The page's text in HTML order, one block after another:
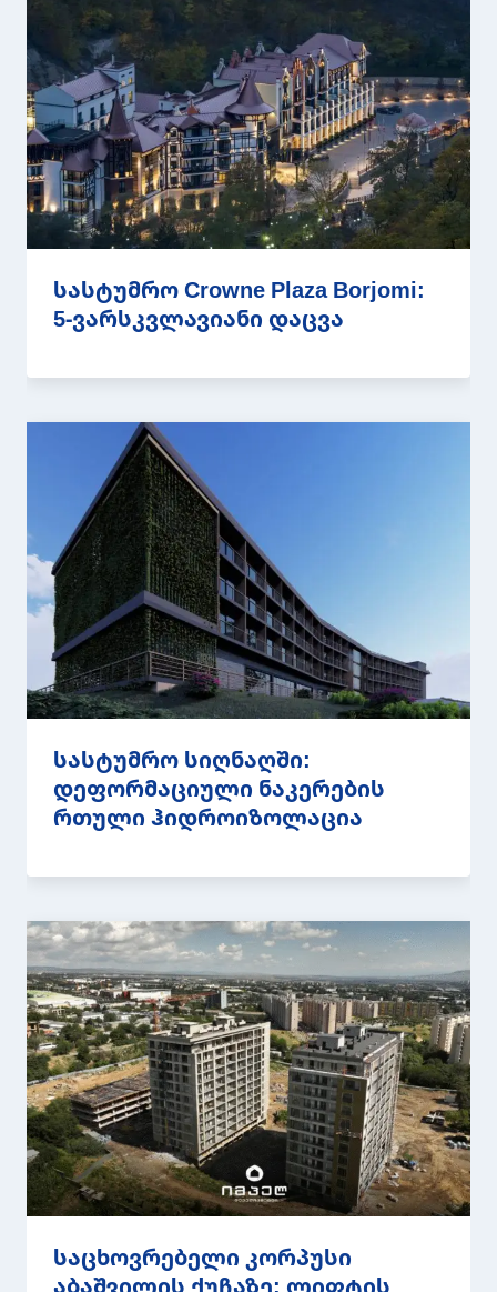
სასტუმრო Crowne Plaza Borjomi:
5-ვარსკვლავიანი დაცვა
სასტუმრო სიღნაღში:
დეფორმაციული ნაკერების
რთული ჰიდროიზოლაცია
საცხოვრებელი კორპუსი